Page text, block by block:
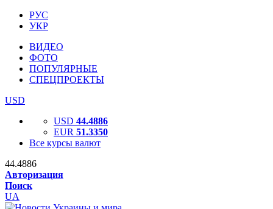
РУС
УКР
ВИДЕО
ФОТО
ПОПУЛЯРНЫЕ
СПЕЦПРОЕКТЫ
USD
USD 44.4886
EUR 51.3350
Все курсы валют
44.4886
Авторизация
Поиск
UA